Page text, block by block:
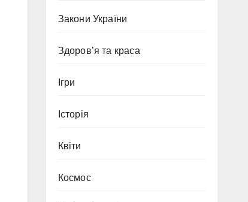
Закони України
Здоров’я та краса
Ігри
Історія
Квіти
Космос